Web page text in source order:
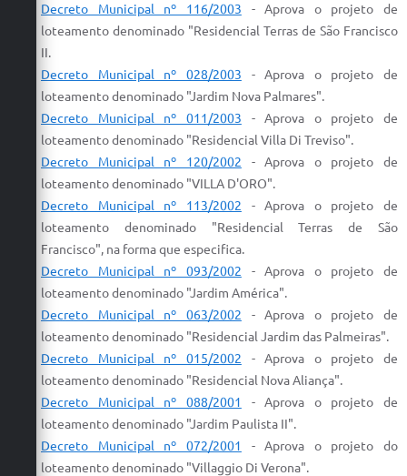
Decreto Municipal nº 116/2003 - Aprova o projeto de
loteamento denominado "Residencial Terras de São Francisco
II.
Decreto Municipal nº 028/2003 - Aprova o projeto de
loteamentodenominado "Jardim Nova Palmares".
Decreto Municipal nº 011/2003 -Aprova o projeto de
loteamentodenominado "Residencial Villa Di Treviso".
Decreto Municipal nº 120/2002 -Aprova o projeto de
loteamentodenominado "VILLA D'ORO".
Decreto Municipal nº 113/2002 -Aprova o projeto de
loteamento denominado "Residencial Terras de São
Francisco", na forma que especifica.
Decreto Municipal nº 093/2002 -Aprova o projeto de
loteamentodenominado "Jardim América".
Decreto Municipal nº 063/2002 -Aprova o projeto de
loteamentodenominado "Residencial Jardim das Palmeiras".
Decreto Municipal nº 015/2002 -Aprova o projeto de
loteamentodenominado "Residencial Nova Aliança".
Decreto Municipal nº 088/2001
-Aprova o projeto de
loteamentodenominado "Jardim Paulista II".
Decreto Municipal nº 072/2001
-Aprova o projeto do
loteamentodenominado "Villaggio Di Verona".